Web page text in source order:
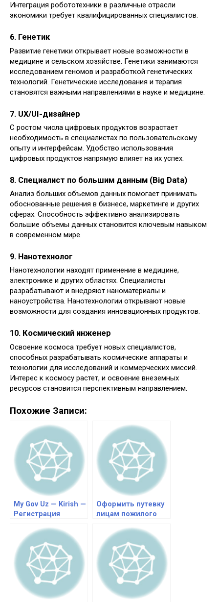
Интеграция робототехники в различные отрасли
экономики требует квалифицированных специалистов.
6. Генетик
Развитие генетики открывает новые возможности в
медицине и сельском хозяйстве. Генетики занимаются
исследованием геномов и разработкой генетических
технологий. Генетические исследования и терапия
становятся важными направлениями в науке и медицине.
7. UX/UI-дизайнер
С ростом числа цифровых продуктов возрастает
необходимость в специалистах по пользовательскому
опыту и интерфейсам. Удобство использования
цифровых продуктов напрямую влияет на их успех.
8. Специалист по большим данным (Big Data)
Анализ больших объемов данных помогает принимать
обоснованные решения в бизнесе, маркетинге и других
сферах. Способность эффективно анализировать
большие объемы данных становится ключевым навыком
в современном мире.
9. Нанотехнолог
Нанотехнологии находят применение в медицине,
электронике и других областях. Специалисты
разрабатывают и внедряют наноматериалы и
наноустройства. Нанотехнологии открывают новые
возможности для создания инновационных продуктов.
10. Космический инженер
Освоение космоса требует новых специалистов,
способных разрабатывать космические аппараты и
технологии для исследований и коммерческих миссий.
Интерес к космосу растет, и освоение внеземных
ресурсов становится перспективным направлением.
Похожие Записи:
My Gov Uz — Kirish —
Регистрация
Оформить путевку
лицам пожилого
инвалидам по
направлению на
лечение в
санатории через
портал My Gov Uz